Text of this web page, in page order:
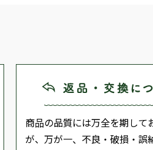
商品の品質には万全を期して
が、万が一、不良・破損・誤